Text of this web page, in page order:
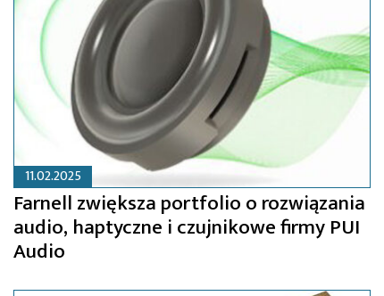
11.02.2025
Farnell zwiększa portfolio o rozwiązania
audio, haptyczne i czujnikowe firmy PUI
Audio